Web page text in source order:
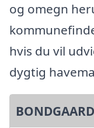
og omegn
hvis du vil
dygtig